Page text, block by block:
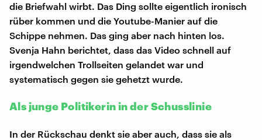
die Briefwahl wirbt. Das Ding sollte eigentlich ironisch
rüber kommen und die Youtube-Manier auf die
Schippe nehmen. Das ging aber nach hinten los.
Svenja Hahn berichtet, dass das Video schnell auf
irgendwelchen Trollseiten gelandet war und
systematisch gegen sie gehetzt wurde.
Als junge Politikerin in der Schusslinie
In der Rückschau denkt sie aber auch, dass sie als